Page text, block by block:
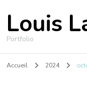
Louis
Portfolio
Accueil 2024